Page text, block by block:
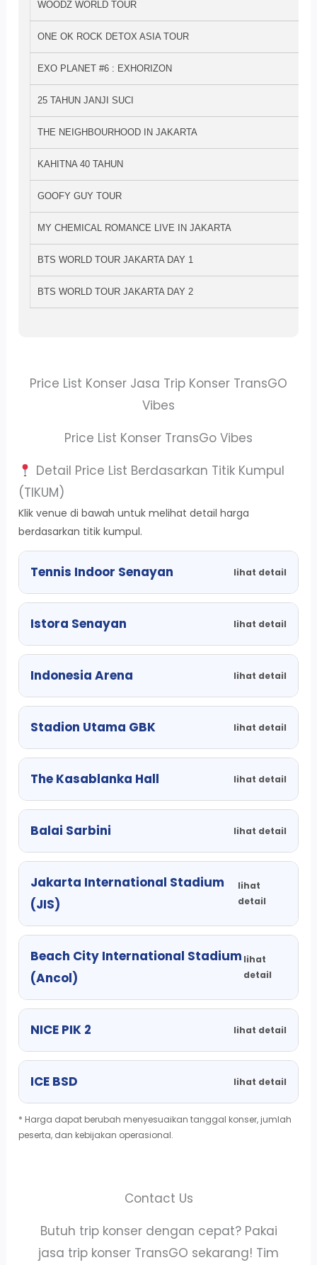
WOODZ WORLD TOUR
ONE OK ROCK DETOX ASIA TOUR
EXO PLANET #6 : EXHORIZON
25 TAHUN JANJI SUCI
THE NEIGHBOURHOOD IN JAKARTA
KAHITNA 40 TAHUN
GOOFY GUY TOUR
MY CHEMICAL ROMANCE LIVE IN JAKARTA
BTS WORLD TOUR JAKARTA DAY 1
BTS WORLD TOUR JAKARTA DAY 2
Price List Konser Jasa Trip Konser TransGO
Vibes
Price List Konser TransGo Vibes
Detail Price List Berdasarkan Titik Kumpul
(TIKUM)
Klik venue di bawah untuk melihat detail harga
berdasarkan titik kumpul.
Tennis Indoor Senayan lihat detail
Istora Senayan lihat detail
Indonesia Arena lihat detail
Stadion Utama GBK lihat detail
The Kasablanka Hall lihat detail
Balai Sarbini lihat detail
Jakarta International Stadium
(JIS)
lihat
detail
Beach City International Stadium
(Ancol)
lihat
detail
NICE PIK 2 lihat detail
ICE BSD lihat detail
* Harga dapat berubah menyesuaikan tanggal konser, jumlah
peserta, dan kebijakan operasional.
Contact Us
Butuh trip konser dengan cepat? Pakai
jasa trip konser TransGO sekarang! Tim